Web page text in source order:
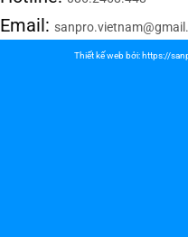
Email:
Thiết kế web bởi: https://